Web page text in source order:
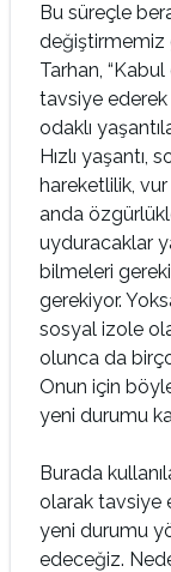
Bu süreçle
değiştirmemiz
Tarhan,
tavsiye ederek
odaklı
Hızlı yaşantı,
hareketlilik,
anda
uyduracaklar
bilmeleri
gerekiyor.
sosyal izole
olunca da
Onun için
yeni durumu
Burada
olarak tavsiye
yeni durumu
edeceğiz.